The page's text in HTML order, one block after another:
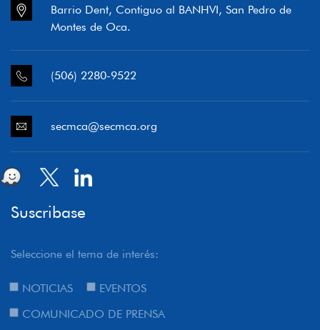
Barrio Dent, Contiguo al BANHVI, San Pedro de
Montes de Oca.
(506) 2280-9522
secmca@secmca.org
Suscribase
Seleccione el tema de interés:
NOTICIAS
EVENTOS
COMUNICADO DE PRENSA